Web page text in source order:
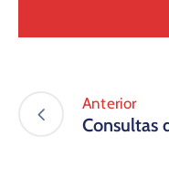
Anterior
Consultas